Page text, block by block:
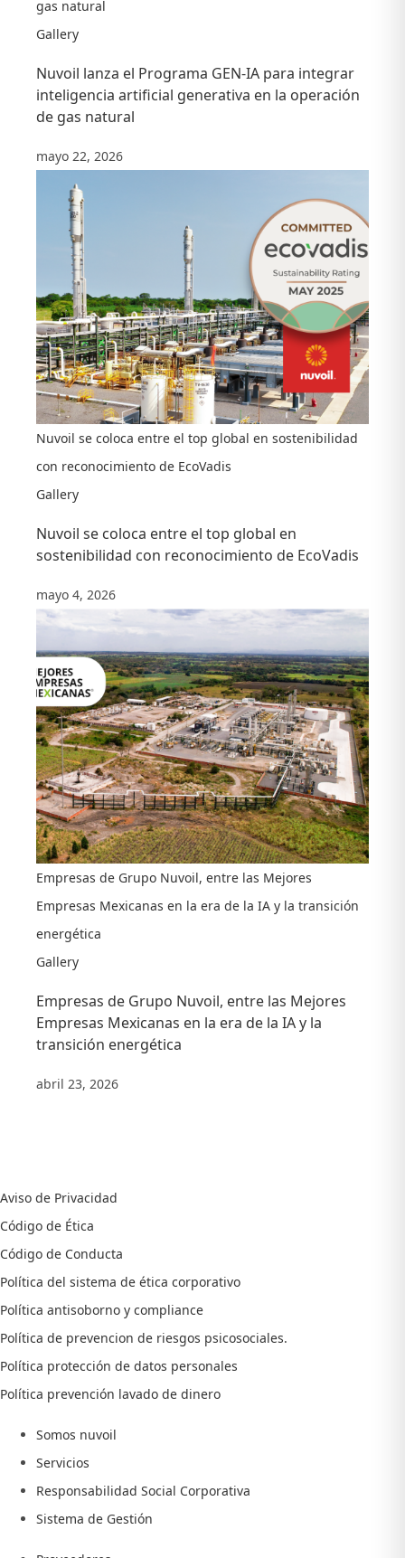
gas natural
Gallery
Nuvoil lanza el Programa GEN-IA para integrar
inteligencia artificial generativa en la operación
de gas natural
mayo 22, 2026
Nuvoil se coloca entre el top global en sostenibilidad
con reconocimiento de EcoVadis
Gallery
Nuvoil se coloca entre el top global en
sostenibilidad con reconocimiento de EcoVadis
mayo 4, 2026
Empresas de Grupo Nuvoil, entre las Mejores
Empresas Mexicanas en la era de la IA y la transición
energética
Gallery
Empresas de Grupo Nuvoil, entre las Mejores
Empresas Mexicanas en la era de la IA y la
transición energética
abril 23, 2026
Aviso de Privacidad
Código de Ética
Código de Conducta
Política del sistema de ética corporativo
Política antisoborno y compliance
Política de prevencion de riesgos psicosociales.
Política protección de datos personales
Política prevención lavado de dinero
Somos nuvoil
Servicios
Responsabilidad Social Corporativa
Sistema de Gestión